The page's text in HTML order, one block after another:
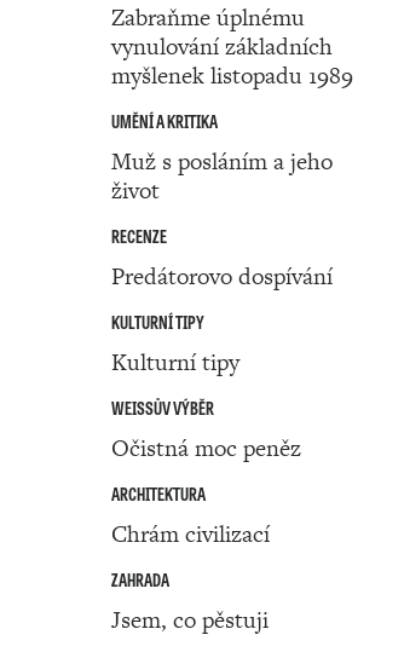
Zabraňme úplnému
vynulování základních
myšlenek listopadu 1989
UMĚNÍ A KRITIKA
Muž s posláním a jeho
život
RECENZE
Predátorovo dospívání
KULTURNÍ TIPY
Kulturní tipy
WEISSŮV VÝBĚR
Očistná moc peněz
ARCHITEKTURA
Chrám civilizací
ZAHRADA
Jsem, co pěstuji